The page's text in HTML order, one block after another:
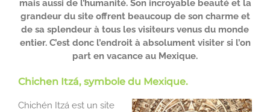
mais aussi de l’humanité. Son incroyable beauté et la
grandeur du site offrent beaucoup de son charme et
de sa splendeur à tous les visiteurs venus du monde
entier. C’est donc l’endroit à absolument visiter si l’on
part en vacance au Mexique.
Chichen Itzá, symbole du Mexique.
Chichén Itzá est un site